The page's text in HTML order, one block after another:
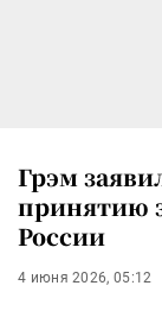
Грэм
принятию
России
4 июня 2026, 05:12